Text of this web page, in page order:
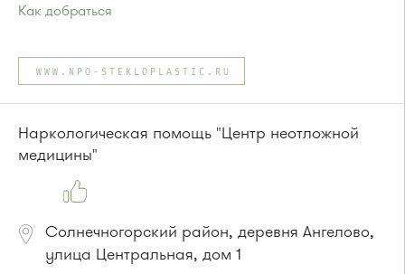
Как добраться
Автобусы № 319, 357, 374, 495, 497.
Маршрутка № 495, 497
или до остановки"Высокое":
Маршрутка № 495, 497
WWW.NPO-STEKLOPLASTIC.RU
Наркологическая помощь "Центр неотложной
медицины"
Солнечногорский район, деревня Ангелово,
улица Центральная, дом 1